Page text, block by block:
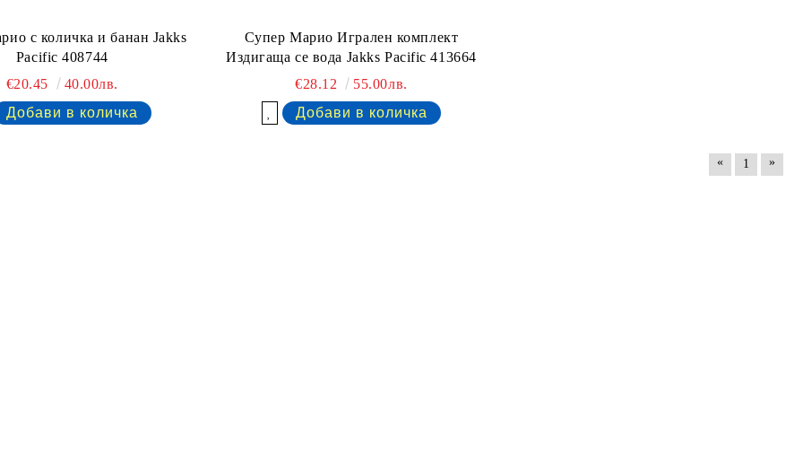
с количка и банан Jakks
Pacific 408744
€20.45
40.00лв.
Супер Марио Игрален комплект
Издигаща се вода Jakks Pacific 413664
€28.12
55.00лв.
« 1 »